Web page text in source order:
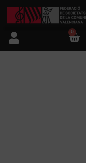
FSMCV
0